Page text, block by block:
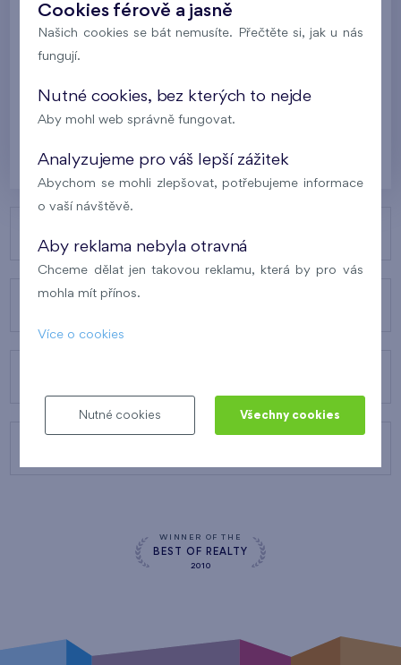
Rodinné domy Britská čtvrť
Britská čtvrť
O FINEPU
WINNER OF THE
BEST OF REALTY
2010
Cookies férově a jasně
Našich cookies se bát nemusíte. Přečtěte si, jak u nás
fungují.
Nutné cookies, bez kterých to nejde
Aby mohl web správně fungovat.
Analyzujeme pro váš lepší zážitek
Abychom se mohli zlepšovat, potřebujeme informace
o vaší návštěvě.
Aby reklama nebyla otravná
Chceme dělat jen takovou reklamu, která by pro vás
mohla mít přínos.
Více o cookies
Nutné cookies Všechny cookies